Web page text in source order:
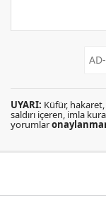
UYARI: Küfür,
saldırı içeren, imla
yorumlar